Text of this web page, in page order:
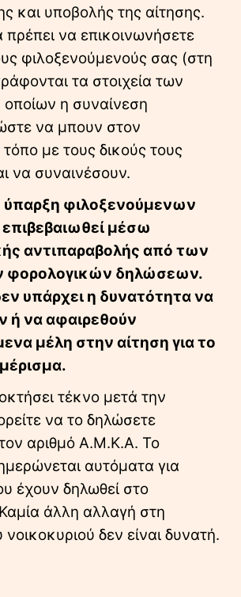
και υποβολής της αίτησης.
να επικοινωνήσετε
φιλοξενούμενούς σας (στη
τα στοιχεία των
η συναίνεση
ώστε να μπουν στον
τόπο με τους δικούς τους
να συναινέσουν.
φιλοξενούμενων
μέσω
αντιπαραβολής από των
φορολογικών δηλώσεων.
υπάρχει η δυνατότητα να
ή να αφαιρεθούν
μέλη στην αίτηση για το
τέκνο μετά την
να το δηλώσετε
αριθμό Α.Μ.Κ.Α. Το
αυτόματα για
έχουν δηλωθεί στο
άλλη αλλαγή στη
δεν είναι δυνατή.